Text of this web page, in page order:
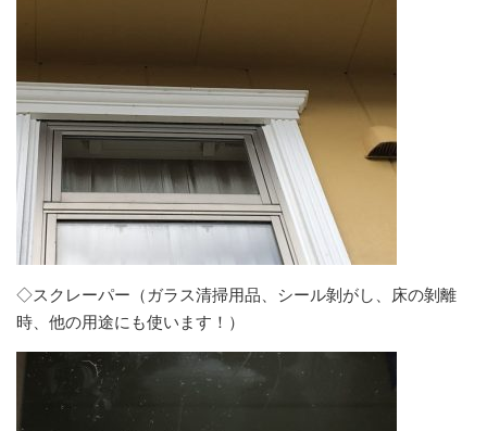
◇スクレーパー（ガラス清掃用品、シール剝がし、床の剝離
時、他の用途にも使います！）